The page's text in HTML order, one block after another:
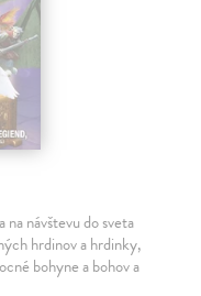
návštevu do sveta
hrdinov a hrdinky,
bohyne a bohov a